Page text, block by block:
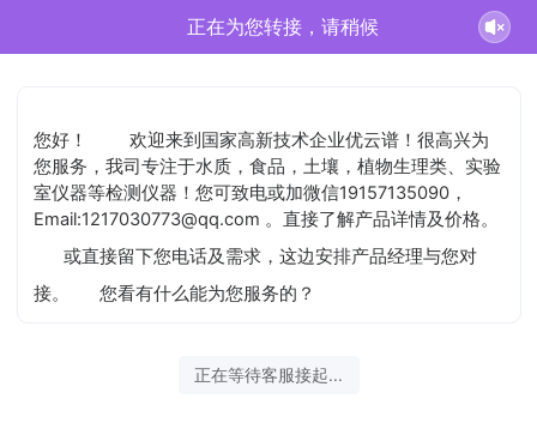
史汶鑫正在为您服务
您好！
欢迎来到国家高新技术企业优云谱！很高兴为
您服务，我司专注于水质，食品，土壤，植物生理类、实验
室仪器等检测仪器！您可致电或加微信19157135090，
Email:1217030773@qq.com 。直接了解产品详情及价格。
或直接留下您电话及需求，这边安排产品经理与您对
接。
您看有什么能为您服务的？
2026-08-08 19:37:29 开始沟通